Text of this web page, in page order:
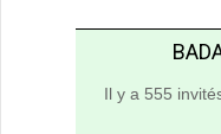
Il y a 555